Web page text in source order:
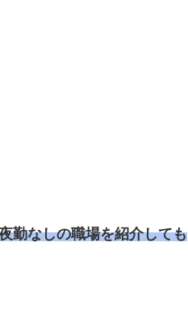
勤なしの職場を紹介しても